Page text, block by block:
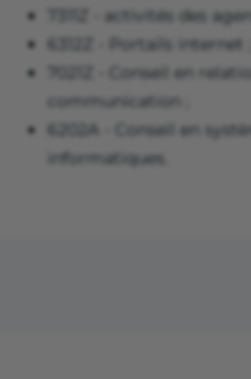
7311Z - activités des
6312Z - Portails internet ;
7021Z - Conseil en
communication ;
6202A - Conseil en
informatiques.